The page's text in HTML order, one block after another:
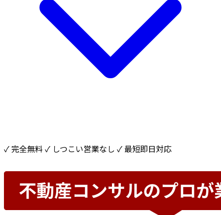
✓ 完全無料 ✓ しつこい営業なし ✓ 最短即日対応